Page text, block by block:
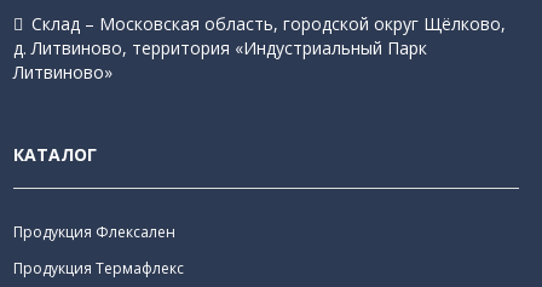
Склад – Московская область, городской округ Щёлково,
д. Литвиново, территория «Индустриальный Парк
Литвиново»
КАТАЛОГ
Продукция Флексален
Продукция Термафлекс